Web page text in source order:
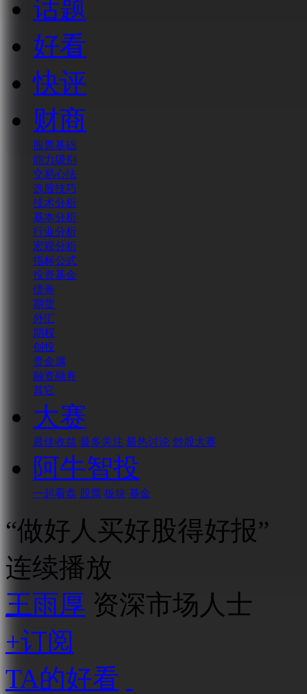
话题
好看
快评
财商
股票基础
能力级别
交易心法
选股技巧
技术分析
基本分析
行业分析
宏观分析
指标公式
投资基金
债券
期货
外汇
期权
创投
贵金属
融资融券
其它
大赛
最佳收益 最多关注 最热讨论 炒股大赛
阿牛智投
一起看盘 股票 板块 基金
“做好人买好股得好报”
连续播放
王雨厚 资深市场人士
+订阅
TA的好看